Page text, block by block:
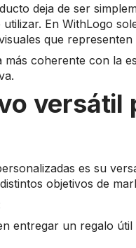
deja de ser
En WithLogo
que
coherente con la
versátil
es su
objetivos de
entregar un regalo